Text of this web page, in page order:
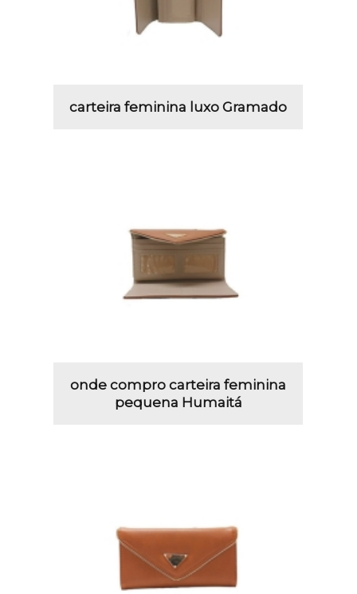
carteira feminina luxo Gramado
onde compro carteira feminina
pequena Humaitá